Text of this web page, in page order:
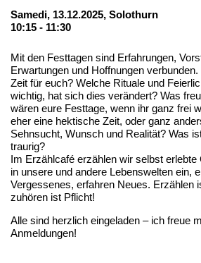
Samedi, 13.12.2025, Solothurn
10:15 - 11:30
Mit den Festtagen sind Erfahrungen,
Erwartungen und Hoffnungen
Zeit für euch? Welche Rituale und
wichtig, hat sich dies verändert? Was
wären eure Festtage, wenn ihr ganz frei
eher eine hektische Zeit, oder ganz
Sehnsucht, Wunsch und Realität? Was
traurig?
Im Erzählcafé erzählen wir selbst
in unsere und andere Lebenswelten ein,
Vergessenes, erfahren Neues. Erzählen
zuhören ist Pflicht!
Alle sind herzlich eingeladen – ich freue
Anmeldungen!